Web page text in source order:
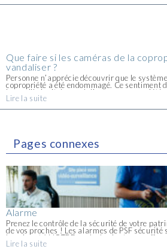
Que faire si les caméras de la
vandaliser ?
Personne n’apprécie découvrir que le
copropriété a été endommagé. Ce sentiment
lorsqu’il s’agit de vandalisme en copropriété,
Agir vite et avec méthode permet [...]
Lire la suite
Pages connexes
Alarme
Prenez le contrôle de la sécurité de votre
de vos proches ! Les alarmes de PSF sécurité
besoins et à VOTRE mode de vie et vous
Lire la suite